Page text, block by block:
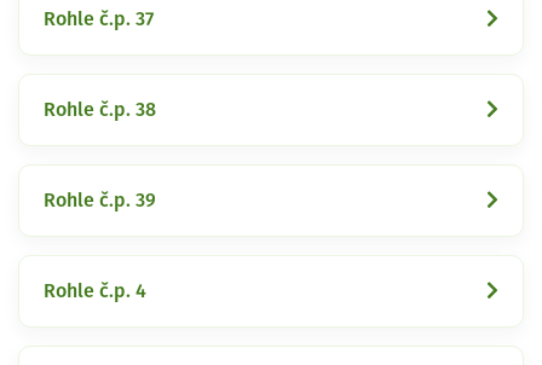
Rohle č.p. 37
Rohle č.p. 38
Rohle č.p. 39
Rohle č.p. 4